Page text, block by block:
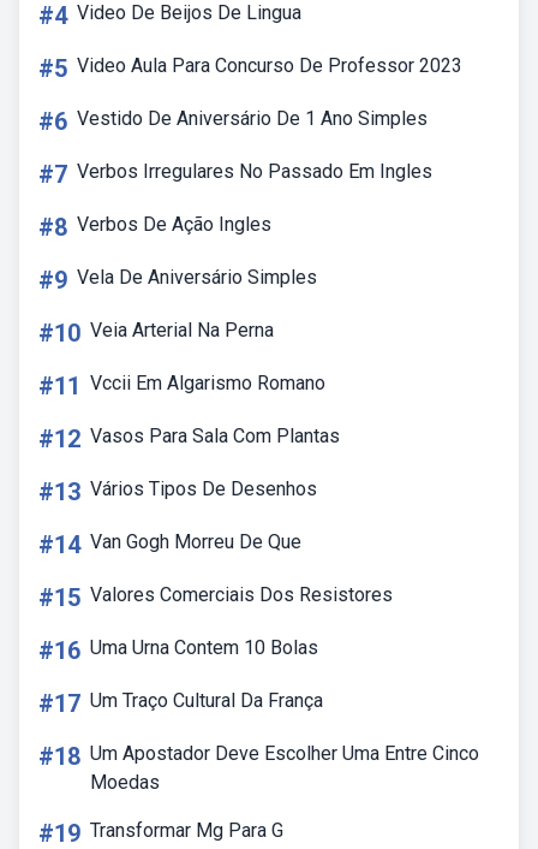
#4 Video De Beijos De Lingua
#5 Video Aula Para Concurso De Professor 2023
#6 Vestido De Aniversário De 1 Ano Simples
#7 Verbos Irregulares No Passado Em Ingles
#8 Verbos De Ação Ingles
#9 Vela De Aniversário Simples
#10 Veia Arterial Na Perna
#11 Vccii Em Algarismo Romano
#12 Vasos Para Sala Com Plantas
#13 Vários Tipos De Desenhos
#14 Van Gogh Morreu De Que
#15 Valores Comerciais Dos Resistores
#16 Uma Urna Contem 10 Bolas
#17 Um Traço Cultural Da França
#18 Um Apostador Deve Escolher Uma Entre Cinco
Moedas
#19 Transformar Mg Para G